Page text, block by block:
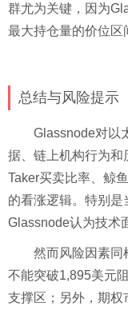
群尤为关键，因为
最大持仓量的价位区
总结与风险提示
Glassnode对以
据、链上机构行为和
Taker买卖比率、鲸
的看涨逻辑。特别是
Glassnode认为技术
然而风险因素同
不能突破1,895美元
支撑区；另外，期权